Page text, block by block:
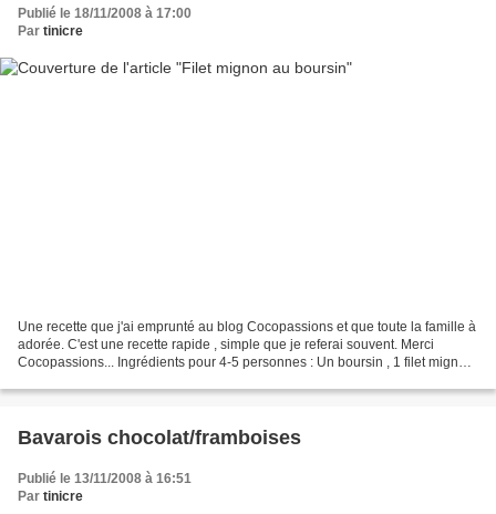
Publié le 18/11/2008 à 17:00
Par tinicre
Une recette que j'ai emprunté au blog Cocopassions et que toute la famille à
adorée. C'est une recette rapide , simple que je referai souvent. Merci
Cocopassions... Ingrédients pour 4-5 personnes : Un boursin , 1 filet mignon
Bavarois chocolat/framboises
Publié le 13/11/2008 à 16:51
Par tinicre